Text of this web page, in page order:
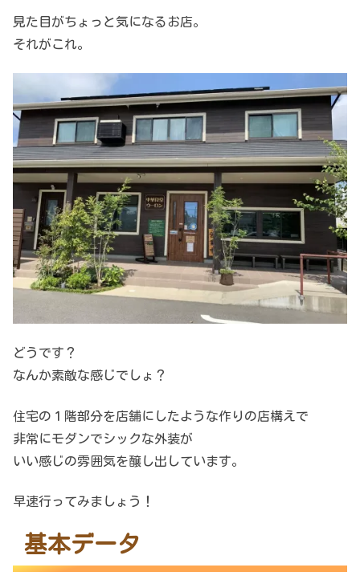
見た目がちょっと気になるお店。
それがこれ。
どうです？
なんか素敵な感じでしょ？
住宅の１階部分を店舗にしたような作りの店構えで
非常にモダンでシックな外装が
いい感じの雰囲気を醸し出しています。
早速行ってみましょう！
基本データ